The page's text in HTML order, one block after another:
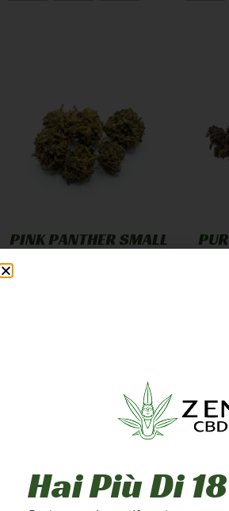
PINK PANTHER SMALL
20g
200g
1g
20g
Hai Più Di